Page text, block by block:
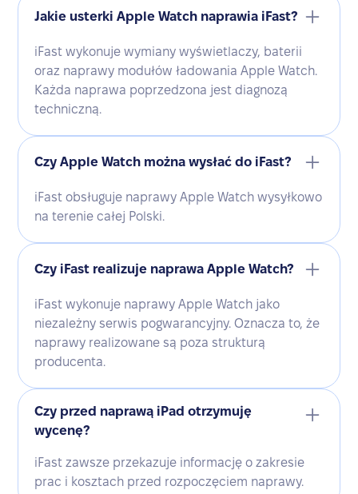
Jakie usterki Apple Watch naprawia iFast?
iFast wykonuje wymiany wyświetlaczy, baterii
oraz naprawy modułów ładowania Apple Watch.
Każda naprawa poprzedzona jest diagnozą
techniczną.
Czy Apple Watch można wysłać do iFast?
iFast obsługuje naprawy Apple Watch wysyłkowo
na terenie całej Polski.
Czy iFast realizuje naprawa Apple Watch?
iFast wykonuje naprawy Apple Watch jako
niezależny serwis pogwarancyjny. Oznacza to, że
naprawy realizowane są poza strukturą
producenta.
Czy przed naprawą iPad otrzymuję
wycenę?
iFast zawsze przekazuje informację o zakresie
prac i kosztach przed rozpoczęciem naprawy.